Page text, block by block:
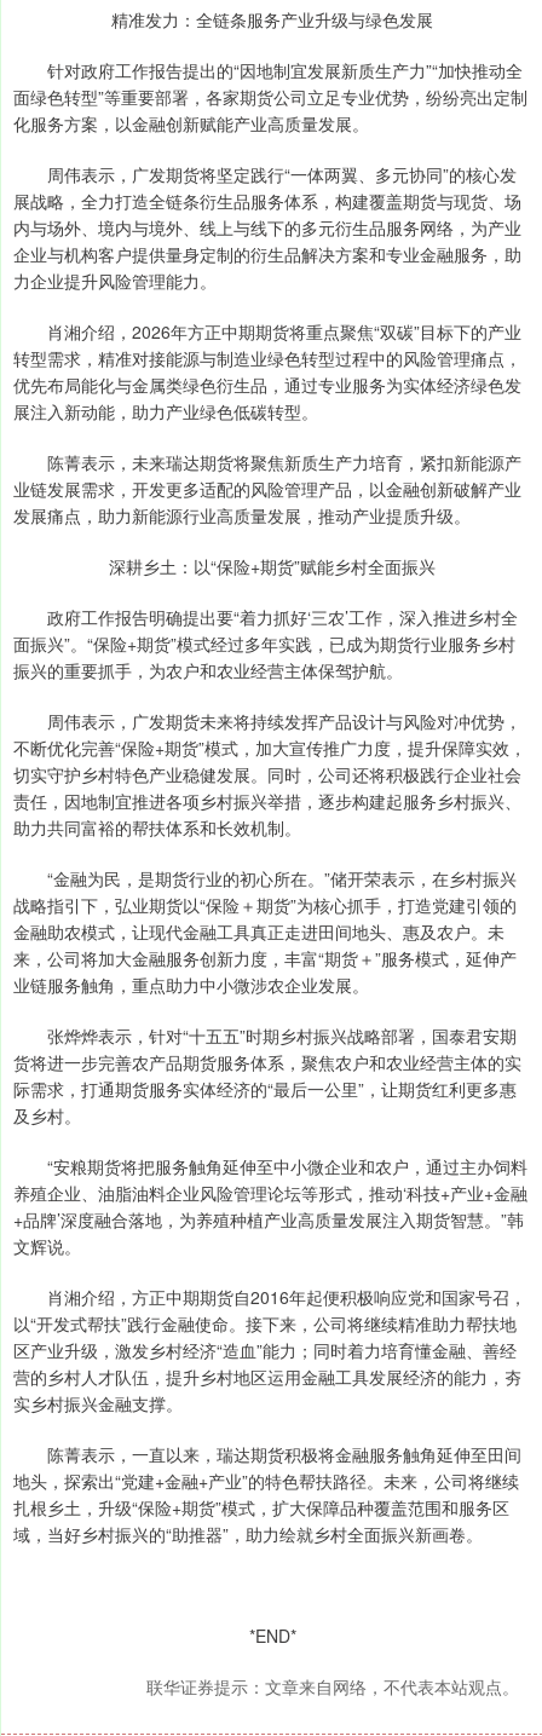
精准发力：全链条服务产业升级与绿色发展
针对政府工作报告提出的“因地制宜发展新质生产力”“加快推动全
面绿色转型”等重要部署，各家期货公司立足专业优势，纷纷亮出定制
化服务方案，以金融创新赋能产业高质量发展。
周伟表示，广发期货将坚定践行“一体两翼、多元协同”的核心发
展战略，全力打造全链条衍生品服务体系，构建覆盖期货与现货、场
内与场外、境内与境外、线上与线下的多元衍生品服务网络，为产业
企业与机构客户提供量身定制的衍生品解决方案和专业金融服务，助
力企业提升风险管理能力。
肖湘介绍，2026年方正中期期货将重点聚焦“双碳”目标下的产业
转型需求，精准对接能源与制造业绿色转型过程中的风险管理痛点，
优先布局能化与金属类绿色衍生品，通过专业服务为实体经济绿色发
展注入新动能，助力产业绿色低碳转型。
陈菁表示，未来瑞达期货将聚焦新质生产力培育，紧扣新能源产
业链发展需求，开发更多适配的风险管理产品，以金融创新破解产业
发展痛点，助力新能源行业高质量发展，推动产业提质升级。
深耕乡土：以“保险+期货”赋能乡村全面振兴
政府工作报告明确提出要“着力抓好‘三农’工作，深入推进乡村全
面振兴”。“保险+期货”模式经过多年实践，已成为期货行业服务乡村
振兴的重要抓手，为农户和农业经营主体保驾护航。
周伟表示，广发期货未来将持续发挥产品设计与风险对冲优势，
不断优化完善“保险+期货”模式，加大宣传推广力度，提升保障实效，
切实守护乡村特色产业稳健发展。同时，公司还将积极践行企业社会
责任，因地制宜推进各项乡村振兴举措，逐步构建起服务乡村振兴、
助力共同富裕的帮扶体系和长效机制。
“金融为民，是期货行业的初心所在。”储开荣表示，在乡村振兴
战略指引下，弘业期货以“保险＋期货”为核心抓手，打造党建引领的
金融助农模式，让现代金融工具真正走进田间地头、惠及农户。未
来，公司将加大金融服务创新力度，丰富“期货＋”服务模式，延伸产
业链服务触角，重点助力中小微涉农企业发展。
张烨烨表示，针对“十五五”时期乡村振兴战略部署，国泰君安期
货将进一步完善农产品期货服务体系，聚焦农户和农业经营主体的实
际需求，打通期货服务实体经济的“最后一公里”，让期货红利更多惠
及乡村。
“安粮期货将把服务触角延伸至中小微企业和农户，通过主办饲料
养殖企业、油脂油料企业风险管理论坛等形式，推动‘科技+产业+金融
+品牌’深度融合落地，为养殖种植产业高质量发展注入期货智慧。”韩
文辉说。
肖湘介绍，方正中期期货自2016年起便积极响应党和国家号召，
以“开发式帮扶”践行金融使命。接下来，公司将继续精准助力帮扶地
区产业升级，激发乡村经济“造血”能力；同时着力培育懂金融、善经
营的乡村人才队伍，提升乡村地区运用金融工具发展经济的能力，夯
实乡村振兴金融支撑。
陈菁表示，一直以来，瑞达期货积极将金融服务触角延伸至田间
地头，探索出“党建+金融+产业”的特色帮扶路径。未来，公司将继续
扎根乡土，升级“保险+期货”模式，扩大保障品种覆盖范围和服务区
域，当好乡村振兴的“助推器”，助力绘就乡村全面振兴新画卷。
*END*
联华证券提示：文章来自网络，不代表本站观点。